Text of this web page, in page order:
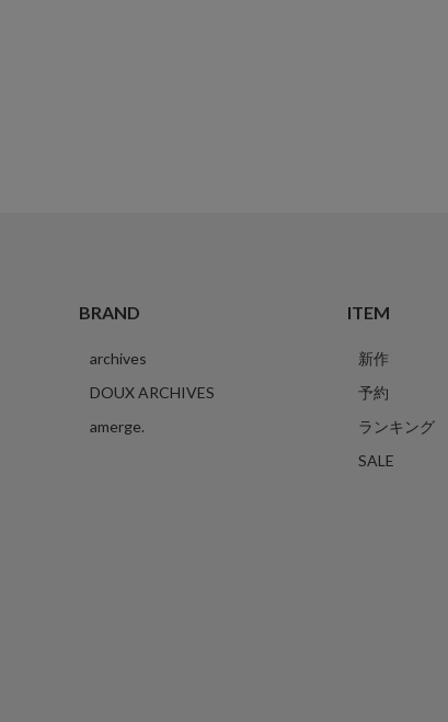
BRAND
archives
DOUX ARCHIVES
amerge.
ITEM
新作
予約
ランキング
SALE